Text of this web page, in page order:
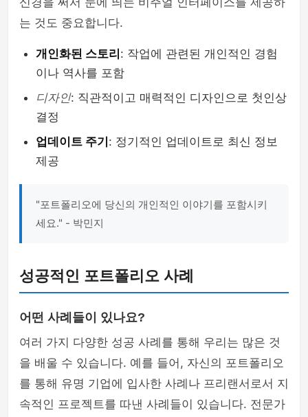
는 것도 중요합니다.
개인화된 스토리 : 작업에 관련된 개인적인 경험
이나 역사를 포함
디자인: 직관적이고 매력적인 디자인으로 첫인상
결정
업데이트 주기 : 정기적인 업데이트로 최신 정보
제공
"포트폴리오에 당신의 개인적인 이야기를 포함시키
세요." - 박민지
성공적인 포트폴리오 사례
어떤 사례들이 있나요?
여러 가지 다양한 성공 사례를 통해 우리는 많은 것
을 배울 수 있습니다. 예를 들어, 자신의 포트폴리오
를 통해 유명 기업에 입사한 사례나 프리랜서로서 지
속적인 프로젝트를 따낸 사례들이 있습니다. 전문가